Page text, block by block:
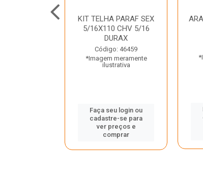
KIT TELHA PARAF SEX
5/16X110 CHV 5/16
DURAX
Código: 46459
*Imagem meramente
ilustrativa
Faça seu login ou
cadastre-se para
ver preços e
comprar